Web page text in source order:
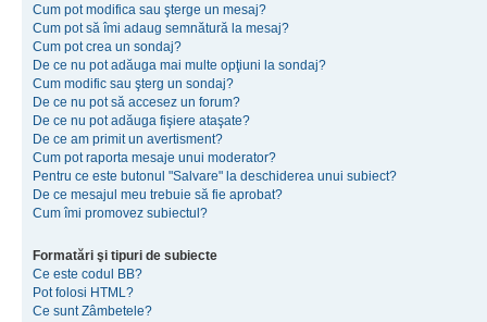
Cum pot modifica sau şterge un mesaj?
Cum pot să îmi adaug semnătură la mesaj?
Cum pot crea un sondaj?
De ce nu pot adăuga mai multe opţiuni la sondaj?
Cum modific sau şterg un sondaj?
De ce nu pot să accesez un forum?
De ce nu pot adăuga fişiere ataşate?
De ce am primit un avertisment?
Cum pot raporta mesaje unui moderator?
Pentru ce este butonul "Salvare" la deschiderea unui subiect?
De ce mesajul meu trebuie să fie aprobat?
Cum îmi promovez subiectul?
Formatări şi tipuri de subiecte
Ce este codul BB?
Pot folosi HTML?
Ce sunt Zâmbetele?